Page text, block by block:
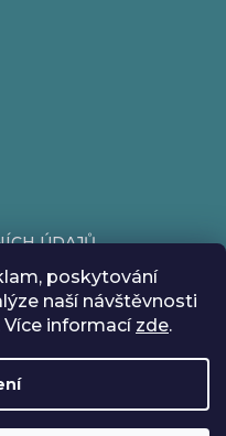
poskytování
naší návštěvnosti
informací zde.
7. do 24. 7. včetně
Všechny objednávky
ÚDAJŮ
. Všechna práva vyhrazena.
cookies